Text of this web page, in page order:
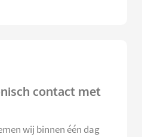
contact met
wij binnen één dag